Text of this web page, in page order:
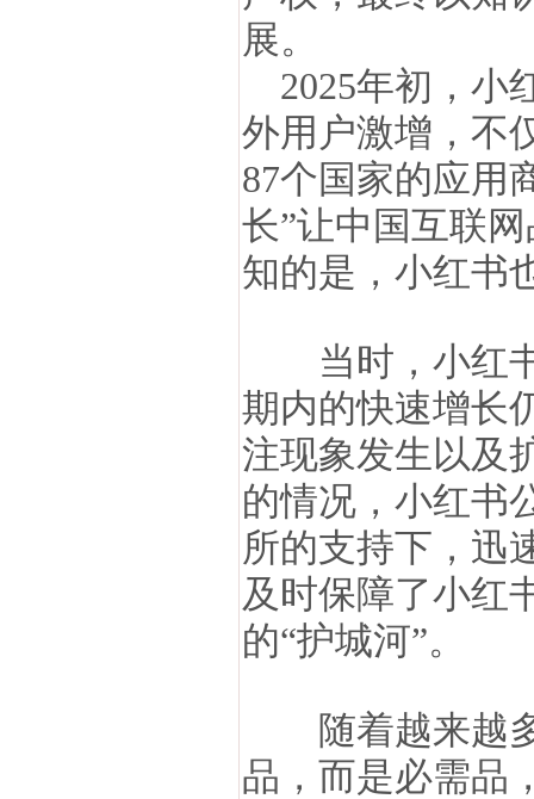
展。
2025年初，小
外用户激增，不
87个国家的应用
长”让中国互联
知的是，小红书
当时，小红书
期内的快速增长
注现象发生以及
的情况，小红书
所的支持下，迅
及时保障了小红
的“护城河”。
随着越来越多
品，而是必需品